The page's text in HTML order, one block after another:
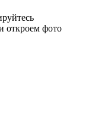
откроем фото